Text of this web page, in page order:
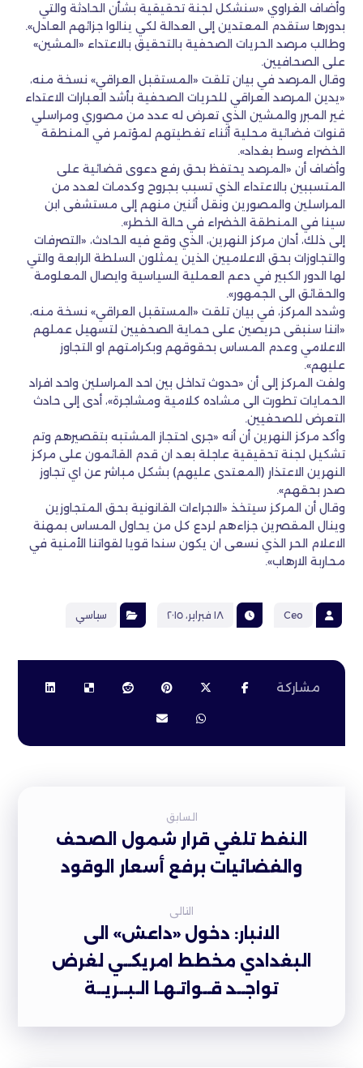
وأضاف الغراوي «سنشكل لجنة تحقيقية بشأن الحادثة والتي
بدورها ستقدم المعتدين إلى العدالة لكي ينالوا جزائهم العادل».
وطالب مرصد الحريات الصحفية بالتحقيق بالاعتداء «المشين»
على الصحافيين.
وقال المرصد في بيان تلقت «المستقبل العراقي» نسخة منه،
«يدين المرصد العراقي للحريات الصحفية بأشد العبارات الاعتداء
غير المبرر والمشين الذي تعرض له عدد من مصوري ومراسلي
قنوات فضائية محلية أثناء تغطيتهم لمؤتمر في المنطقة
الخضراء وسط بغداد».
وأضاف أن «المرصد يحتفظ بحق رفع دعوى قضائية على
المتسببين بالاعتداء الذي تسبب بجروح وكدمات لعدد من
المراسلين والمصورين ونقل أثنين منهم إلى مستشفى ابن
سينا في المنطقة الخضراء في حالة الخطر».
إلى ذلك، أدان مركز النهرين، الذي وقع فيه الحادث، «التصرفات
والتجاوزات بحق الاعلاميين الذين يمثلون السلطة الرابعة والتي
لها الدور الكبير في دعم العملية السياسية وايصال المعلومة
والحقائق الى الجمهور».
وشدد المركز، في بيان تلقت «المستقبل العراقي» نسخة منه،
«اننا سنبقى حريصين على حماية الصحفيين لتسهيل عملهم
الاعلامي وعدم المساس بحقوقهم وبكرامتهم او التجاوز
عليهم».
ولفت المركز إلى أن «حدوث تداخل بين احد المراسلين واحد افراد
الحمايات تطورت الى مشاده كلامية ومشاجرة»، أدى إلى حادث
التعرض للصحفيين.
وأكد مركز النهرين أن أنه «جرى احتجاز المشتبه بتقصيرهم وتم
تشكيل لجنة تحقيقية عاجلة بعد ان قدم القائمون على مركز
النهرين الاعتذار (المعتدى عليهم) بشكل مباشر عن اي تجاوز
صدر بحقهم».
وقال أن المركز سيتخذ «الاجراءات القانونية بحق المتجاوزين
وينال المقصرين جزاءهم لردع كل من يحاول المساس بمهنة
الاعلام الحر الذي نسعى ان يكون سندا قويا لقواتنا الأمنية في
محاربة الارهاب».
Ceo ١٨ فبراير، ٢٠١٥ سياسي
السابق
النفط تلغي قرار شمول الصحف
والفضائيات برفع أسعار الوقود
التالى
الانبار: دخول «داعش» الى
البغدادي مخطط امريكــي لغرض
تواجــد قــواتـهـا الـبــريــة